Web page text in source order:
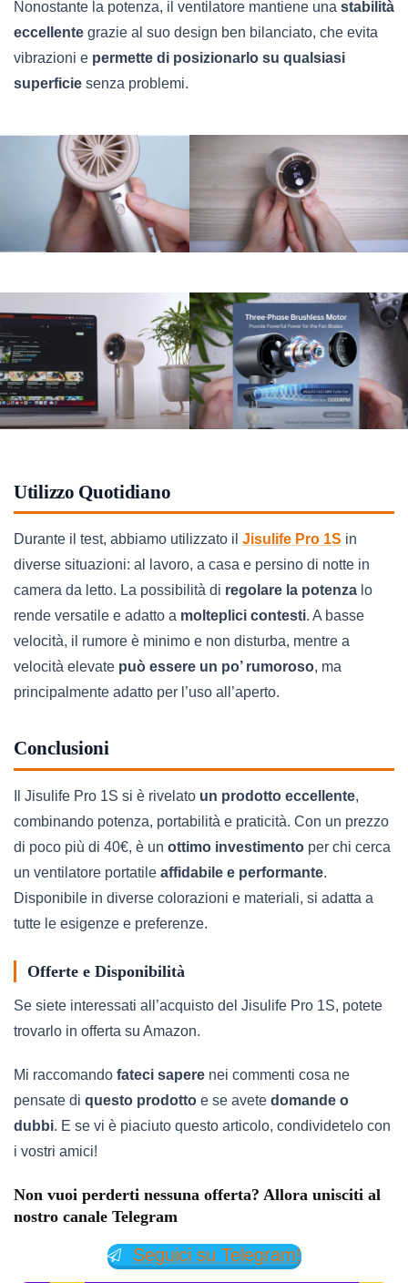
Nonostante la potenza, il ventilatore mantiene una stabilità
eccellente grazie al suo design ben bilanciato, che evita
vibrazioni e permette di posizionarlo su qualsiasi
superficie senza problemi.
Utilizzo Quotidiano
Durante il test, abbiamo utilizzato il Jisulife Pro 1S in
diverse situazioni: al lavoro, a casa e persino di notte in
camera da letto. La possibilità di regolare la potenza lo
rende versatile e adatto a molteplici contesti. A basse
velocità, il rumore è minimo e non disturba, mentre a
velocità elevate può essere un po’ rumoroso, ma
principalmente adatto per l’uso all’aperto.
Conclusioni
Il Jisulife Pro 1S si è rivelato un prodotto eccellente,
combinando potenza, portabilità e praticità. Con un prezzo
di poco più di 40€, è un ottimo investimento per chi cerca
un ventilatore portatile affidabile e performante.
Disponibile in diverse colorazioni e materiali, si adatta a
tutte le esigenze e preferenze.
Offerte e Disponibilità
Se siete interessati all’acquisto del Jisulife Pro 1S, potete
trovarlo in offerta su Amazon.
Mi raccomando fateci sapere nei commenti cosa ne
pensate di questo prodotto e se avete domande o
dubbi. E se vi è piaciuto questo articolo, condividetelo con
i vostri amici!
Non vuoi perderti nessuna offerta? Allora unisciti al
nostro canale Telegram
Seguici su Telegram!